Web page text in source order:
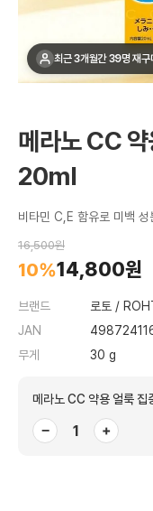
최근 3개월간 39명 재구
메라노 CC
20ml
비타민 C,E 함유로 미백
16,500원
10%14,800원
브랜드
로토 /
JAN
무게
30 g
메라노 CC 약용 얼룩 집
− +